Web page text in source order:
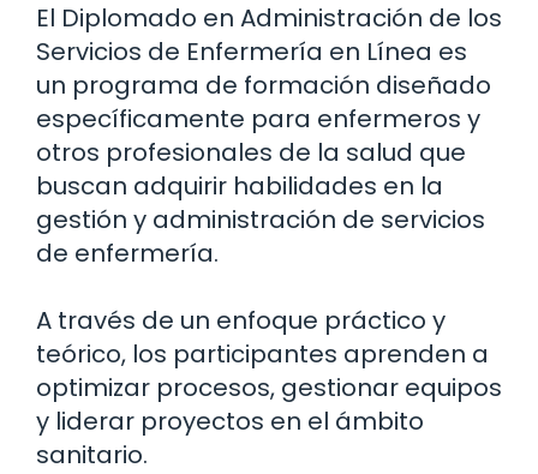
El Diplomado en Administración de los
Servicios de Enfermería en Línea es
un programa de formación diseñado
específicamente para enfermeros y
otros profesionales de la salud que
buscan adquirir habilidades en la
gestión y administración de servicios
de enfermería.
A través de un enfoque práctico y
teórico, los participantes aprenden a
optimizar procesos, gestionar equipos
y liderar proyectos en el ámbito
sanitario.